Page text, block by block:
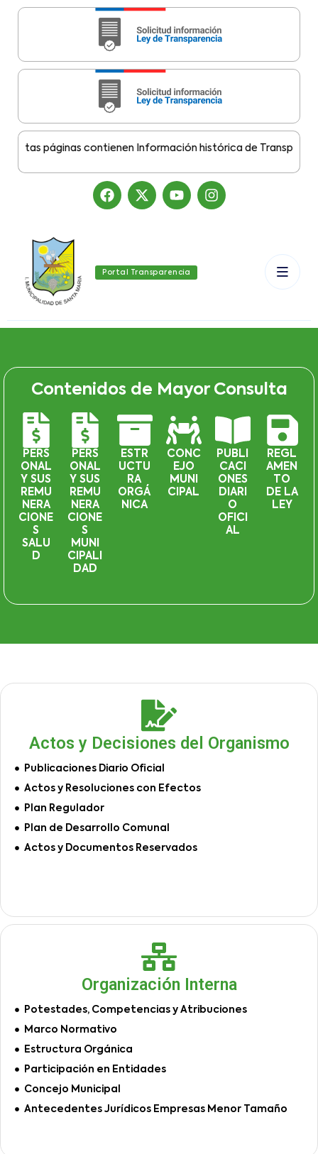
páginas contienen Información histórica de Transparencia
Portal Transparencia
Contenidos de Mayor Consulta
PERS
ONAL
Y SUS
REMU
NERA
CIONE
S
SALU
D
PERS
ONAL
Y SUS
REMU
NERA
CIONE
S
MUNI
CIPALI
DAD
ESTR
UCTU
RA
ORGÁ
NICA
CONC
EJO
MUNI
CIPAL
PUBLI
CACI
ONES
DIARI
O
OFICI
AL
REGL
AMEN
TO
DE LA
LEY
Actos y Decisiones del Organismo
Publicaciones Diario Oficial
Actos y Resoluciones con Efectos
Plan Regulador
Plan de Desarrollo Comunal
Actos y Documentos Reservados
Organización Interna
Potestades, Competencias y Atribuciones
Marco Normativo
Estructura Orgánica
Participación en Entidades
Concejo Municipal
Antecedentes Jurídicos Empresas Menor Tamaño